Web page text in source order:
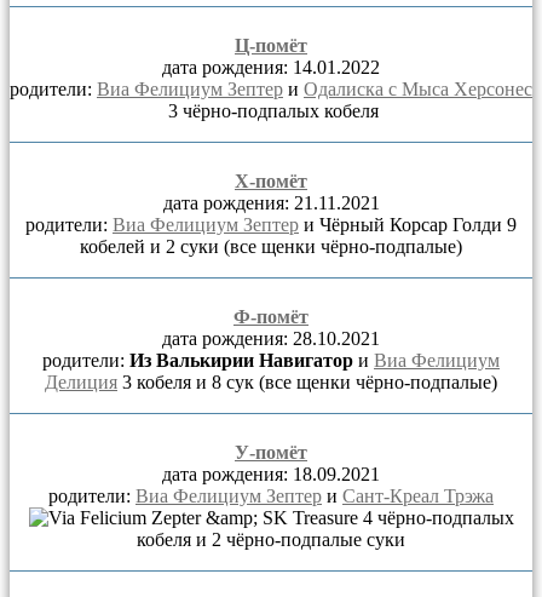
Ц-помёт
дата рождения: 14.01.2022
родители: Виа Фелициум Зептер и Одалиска с Мыса Херсонес
3 чёрно-подпалых кобеля
Х-помёт
дата рождения: 21.11.2021
родители: Виа Фелициум Зептер и Чёрный Корсар Голди 9
кобелей и 2 суки (все щенки чёрно-подпалые)
Ф-помёт
дата рождения: 28.10.2021
родители: Из Валькирии Навигатор и Виа Фелициум
Делиция 3 кобеля и 8 сук (все щенки чёрно-подпалые)
У-помёт
дата рождения: 18.09.2021
родители: Виа Фелициум Зептер и Сант-Креал Трэжа
4 чёрно-подпалых
кобеля и 2 чёрно-подпалые суки